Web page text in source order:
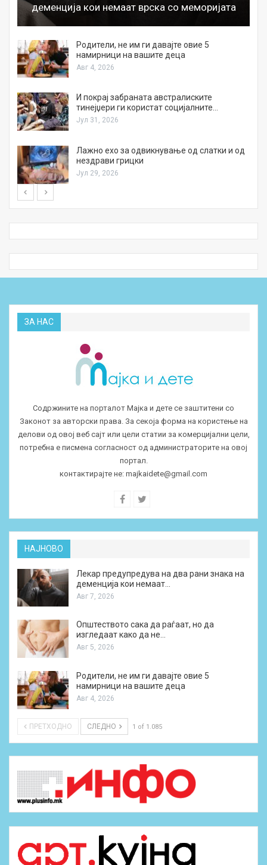
деменција кои немаат врска со меморијата
Родители, не им ги давајте овие 5
намирници на вашите деца
Авг 4, 2026
И покрај забраната австралиските
тинејџери ги користат социјалните…
Јул 31, 2026
Лажно ехо за одвикнување од слатки и од
нездрави грицки
Јул 29, 2026
ЗА НАС
Содржините на порталот Мајка и дете се заштитени со
Законот за авторски права. За секоја форма на користење на
делови од овој веб сајт или цели статии за комерцијални цели,
потребна е писмена согласност од администраторите на овој
портал.
контактирајте не: majkaidete@gmail.com
НАЈНОВО
Лекар предупредува на два рани знака на
деменција кои немаат…
Авг 7, 2026
Општеството сака да раѓаат, но да
изгледаат како да не…
Авг 5, 2026
Родители, не им ги давајте овие 5
намирници на вашите деца
Авг 4, 2026
ПРЕТХОДНО СЛЕДНО 1 of 1.085